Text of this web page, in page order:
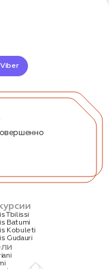
Tbilissi
Batumi
Kobuleti
Gudauri